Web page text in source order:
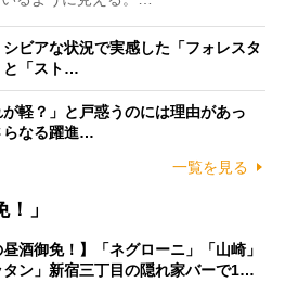
シビアな状況で実感した「フォレスタ
「スト…
軽？」と戸惑うのには理由があっ
なる躍進…
一覧を見る
」
昼酒御免！】「ネグローニ」「山崎」
タン」新宿三丁目の隠れ家バーで1…